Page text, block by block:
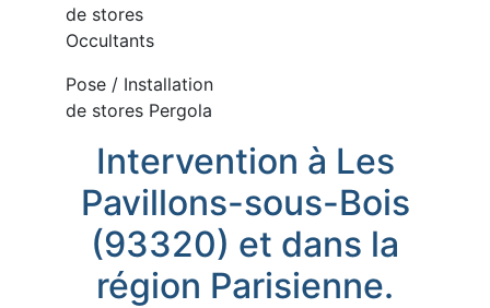
de stores
Occultants
Pose / Installation
de stores Pergola
Intervention à Les
Pavillons-sous-Bois
(93320) et dans la
région Parisienne.